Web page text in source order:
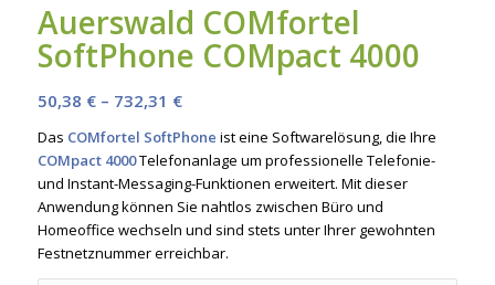
Auerswald COMfortel
SoftPhone COMpact 4000
50,38 € – 732,31 €Preisspanne:
50,38 €
bis
732,31 €
Das COMfortel SoftPhone ist eine Softwarelösung, die Ihre
COMpact 4000Telefonanlage um professionelle Telefonie-
und Instant-Messaging-Funktionen erweitert. Mit dieser
Anwendung können Sie nahtlos zwischen Büro und
Homeoffice wechseln und sind stets unter Ihrer gewohnten
Festnetznummer erreichbar.